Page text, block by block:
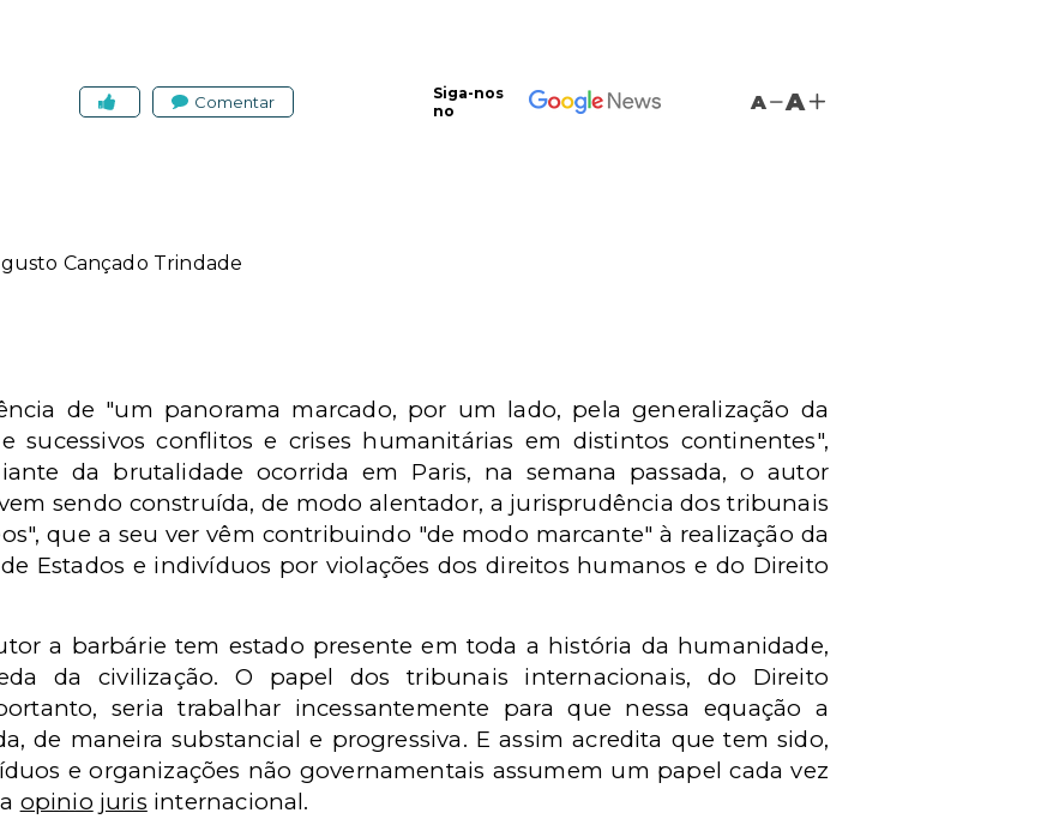
Comentar
Siga-nos
no
A A
Cançado Trindade
de "um panorama marcado, por um lado, pela generalização da
sucessivos conflitos e crises humanitárias em distintos continentes",
da brutalidade ocorrida em Paris, na semana passada, o autor
sendo construída, de modo alentador, a jurisprudência dos tribunais
que a seu ver vêm contribuindo "de modo marcante" à realização da
Estados e indivíduos por violações dos direitos humanos e do Direito
a barbárie tem estado presente em toda a história da humanidade,
da civilização. O papel dos tribunais internacionais, do Direito
seria trabalhar incessantemente para que nessa equação a
de maneira substancial e progressiva. E assim acredita que tem sido,
e organizações não governamentais assumem um papel cada vez
opinio juris internacional.